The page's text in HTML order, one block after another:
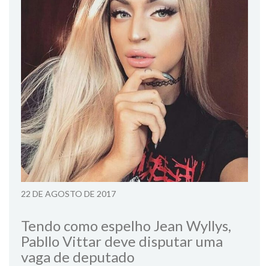
22 DE AGOSTO DE 2017
Tendo como espelho Jean Wyllys,
Pabllo Vittar deve disputar uma
vaga de deputado